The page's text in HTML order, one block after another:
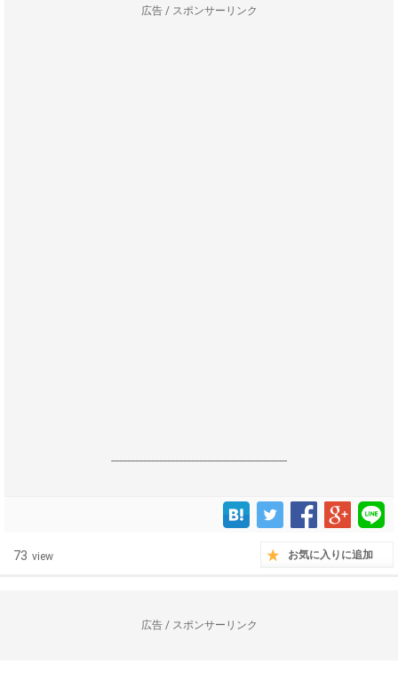
広告 / スポンサーリンク
------------------------------------------------------------------
73 view お気に入りに追加
広告 / スポンサーリンク